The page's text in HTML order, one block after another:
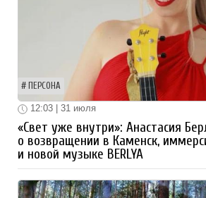
ПЕРСОНА
12:03 | 31 июля
«Свет уже внутри»: Анастасия
о возвращении в Каменск,
и новой музыке BERLYA